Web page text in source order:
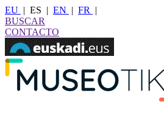
EU | ES | EN | FR
|
BUSCAR
CONTACTO